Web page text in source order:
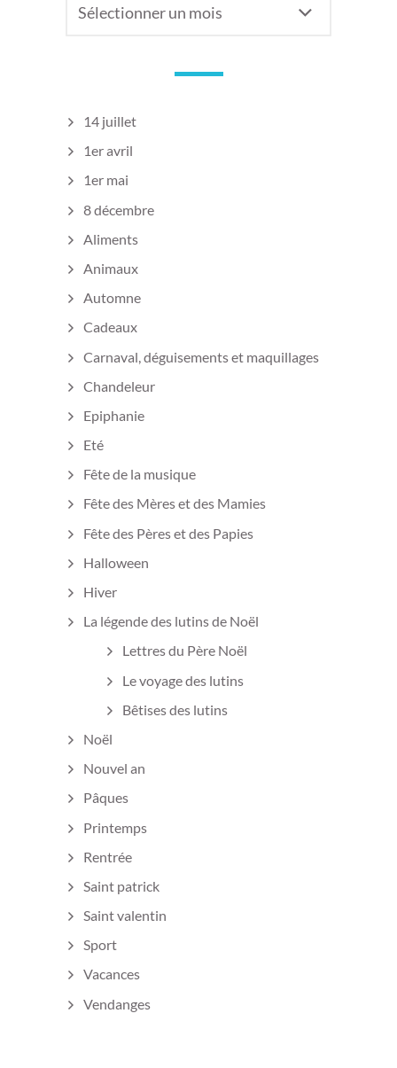
14 juillet
1er avril
1er mai
8 décembre
Aliments
Animaux
Automne
Cadeaux
Carnaval, déguisements et maquillages
Chandeleur
Epiphanie
Eté
Fête de la musique
Fête des Mères et des Mamies
Fête des Pères et des Papies
Halloween
Hiver
La légende des lutins de Noël
Lettres du Père Noël
Le voyage des lutins
Bêtises des lutins
Noël
Nouvel an
Pâques
Printemps
Rentrée
Saint patrick
Saint valentin
Sport
Vacances
Vendanges